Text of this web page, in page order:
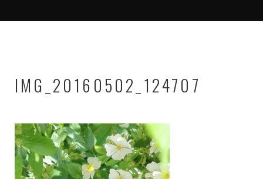
IMG_20160502_124707